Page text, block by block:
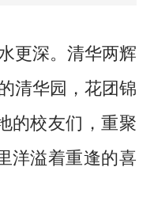
深。清华两辉
清华园，花团锦
的校友们，重聚
洋溢着重逢的喜